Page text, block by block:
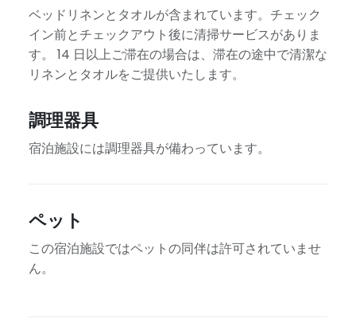
ベッドリネンとタオルが含まれています。チェック
イン前とチェックアウト後に清掃サービスがありま
す。 14 日以上ご滞在の場合は、滞在の途中で清潔な
リネンとタオルをご提供いたします。
調理器具
宿泊施設には調理器具が備わっています。
ペット
この宿泊施設ではペットの同伴は許可されていませ
ん。